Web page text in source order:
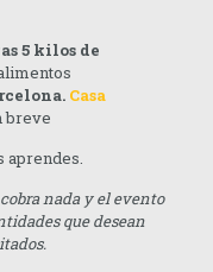
5 kilos de
Casa
breve
aprendes.
nada y el evento
que desean